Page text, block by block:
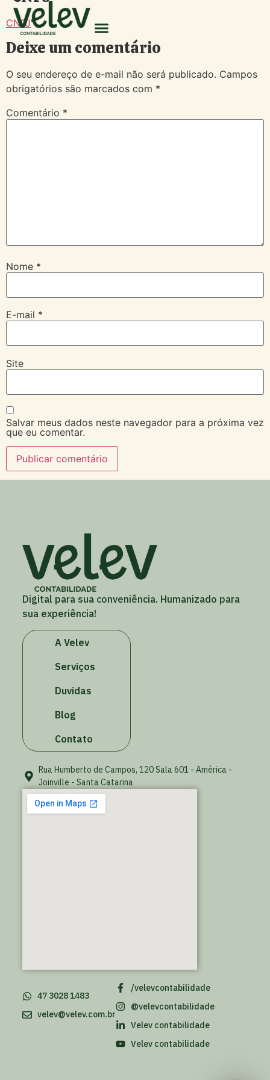
CNPJ
Deixe um comentário
O seu endereço de e-mail não será publicado. Campos
obrigatórios são marcados com *
Comentário *
Nome *
E-mail *
Site
Salvar meus dados neste navegador para a próxima vez
que eu comentar.
Digital para sua conveniência. Humanizado para
sua experiência!
A Velev
Serviços
Duvidas
Blog
Contato
Rua Humberto de Campos, 120 Sala 601 - América -
Joinville - Santa Catarina
/velevcontabilidade
@velevcontabilidade
Velev contabilidade
Velev contabilidade
47 3028 1483
velev@velev.com.br